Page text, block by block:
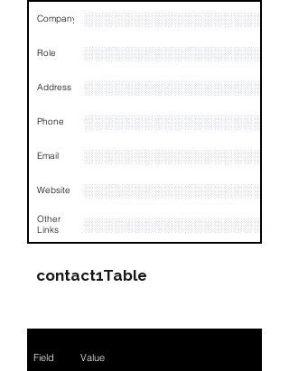
Links NA
Company
Role
Address
Phone
Email
Website
Other
Links
contact1Table
Field Value